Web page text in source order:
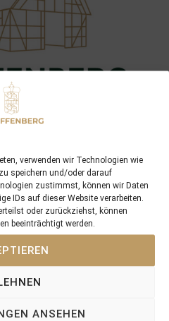
verwenden wir Technologien wie
speichern und/oder darauf
zustimmst, können wir Daten
IDs auf dieser Website verarbeiten.
oder zurückziehst, können
beeinträchtigt werden.
ANSEHEN